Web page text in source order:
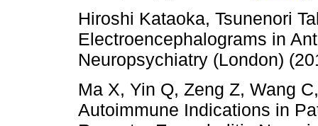
Hiroshi Kataoka, Tsunenori
Electroencephalograms in
Neuropsychiatry (London)
Ma X, Yin Q, Zeng Z, Wang
Autoimmune Indications in